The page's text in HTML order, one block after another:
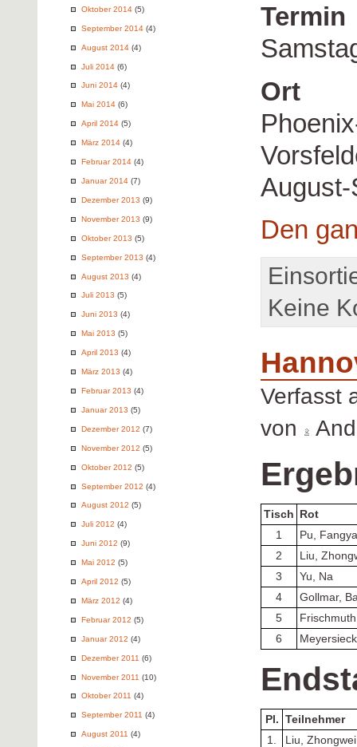
Oktober 2014 (5)
September 2014 (4)
August 2014 (4)
Juli 2014 (6)
Juni 2014 (4)
Mai 2014 (6)
April 2014 (5)
März 2014 (4)
Februar 2014 (4)
Januar 2014 (7)
Dezember 2013 (9)
November 2013 (9)
Oktober 2013 (5)
September 2013 (4)
August 2013 (4)
Juli 2013 (5)
Juni 2013 (4)
Mai 2013 (5)
April 2013 (4)
März 2013 (4)
Februar 2013 (4)
Januar 2013 (5)
Dezember 2012 (7)
November 2012 (5)
Oktober 2012 (5)
September 2012 (4)
August 2012 (5)
Juli 2012 (4)
Juni 2012 (9)
Mai 2012 (5)
April 2012 (5)
März 2012 (4)
Februar 2012 (5)
Januar 2012 (4)
Dezember 2011 (6)
November 2011 (10)
Oktober 2011 (4)
September 2011 (4)
August 2011 (4)
Termin
Ort
Den
Keine
Verfasst
von
Tisch
Rot
1
Pu,
2
Liu,
3
Yu, Na
4
Gollmar,
5
6
Pl. Teilnehmer
1.
Liu, Zhongwei